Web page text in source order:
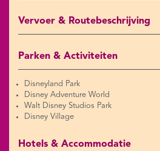
Vervoer & Routebeschrijving
Parken & Activiteiten
Disneyland Park
Disney Adventure World
Walt Disney Studios Park
Disney Village
Hotels & Accommodatie